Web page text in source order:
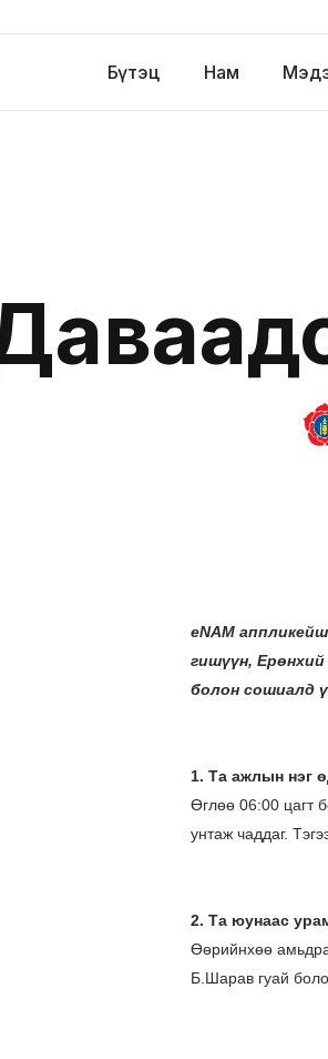
Бүтэц Нам
eNAM
гишүүн,
болон сошиалд
1. Та ажлын нэг
Өглөө 06:00 цагт
унтаж чаддаг.
2. Та юунаас
Өөрийнхөө
Б.Шарав гуай